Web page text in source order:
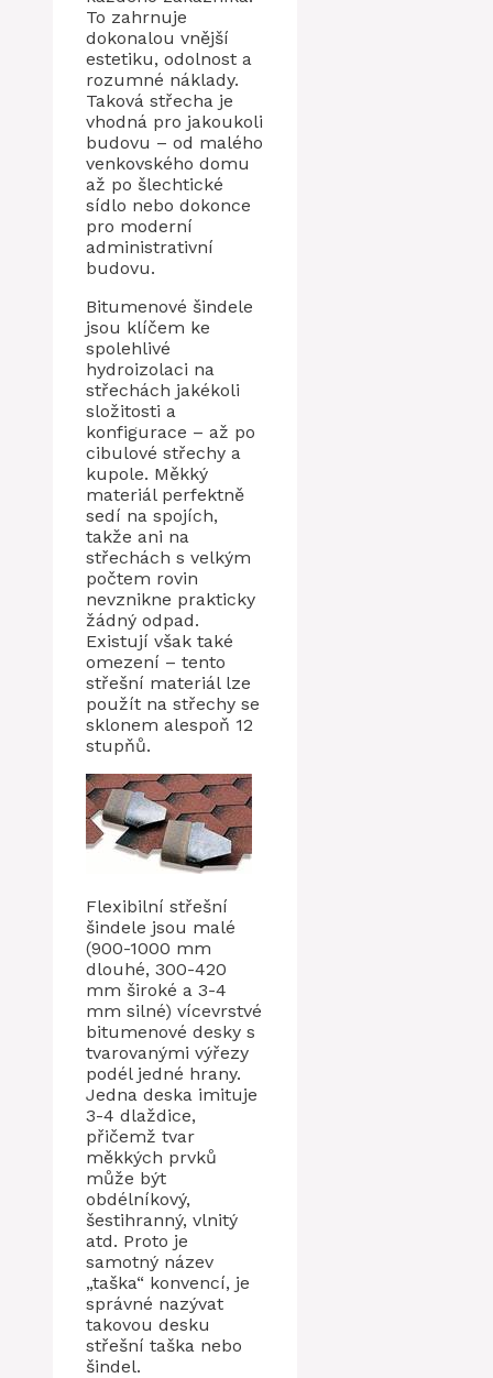
To zahrnuje
dokonalou vnější
estetiku, odolnost a
rozumné náklady.
Taková střecha je
vhodná pro jakoukoli
budovu – od malého
venkovského domu
až po šlechtické
sídlo nebo dokonce
pro moderní
administrativní
budovu.
Bitumenové šindele
jsou klíčem ke
spolehlivé
hydroizolaci na
střechách jakékoli
složitosti a
konfigurace – až po
cibulové střechy a
kupole. Měkký
materiál perfektně
sedí na spojích,
takže ani na
střechách s velkým
počtem rovin
nevznikne prakticky
žádný odpad.
Existují však také
omezení – tento
střešní materiál lze
použít na střechy se
sklonem alespoň 12
stupňů.
Flexibilní střešní
šindele jsou malé
(900-1000 mm
dlouhé, 300-420
mm široké a 3-4
mm silné) vícevrstvé
bitumenové desky s
tvarovanými výřezy
podél jedné hrany.
Jedna deska imituje
3-4 dlaždice,
přičemž tvar
měkkých prvků
může být
obdélníkový,
šestihranný, vlnitý
atd. Proto je
samotný název
„taška“ konvencí, je
správné nazývat
takovou desku
střešní taška nebo
šindel.